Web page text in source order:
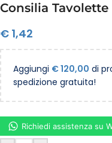
Consilia
€ 1,42
Aggiungi €120,00 di
spedizione gratuita!
Richiedi assistenza su